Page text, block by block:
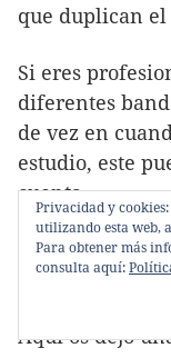
que duplican el
Si eres
diferentes
de vez en
estudio, este
cuenta.
Su precio
Aquí os dejo
Privacidad y
utilizando esta web,
Para obtener más
consulta aquí: